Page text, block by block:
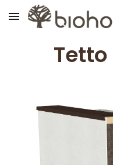
Skip to main content
Tetto